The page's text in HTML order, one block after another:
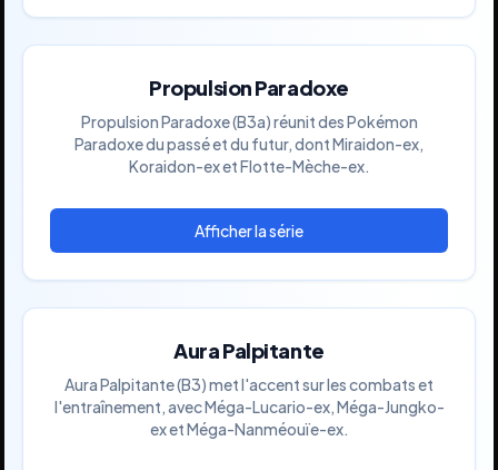
Propulsion Paradoxe
Propulsion Paradoxe (B3a) réunit des Pokémon
Paradoxe du passé et du futur, dont Miraidon-ex,
Koraidon-ex et Flotte-Mèche-ex.
Aura Palpitante
Aura Palpitante (B3) met l'accent sur les combats et
l'entraînement, avec Méga-Lucario-ex, Méga-Jungko-
ex et Méga-Nanméouïe-ex.